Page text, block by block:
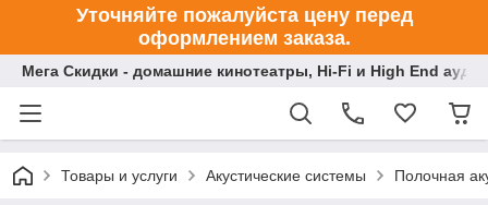
Уточняйте пожалуйста цену перед
оформлением заказа.
Мега Скидки - домашние кинотеатры, Hi-Fi и High End
Товары и услуги Акустические системы Полочная